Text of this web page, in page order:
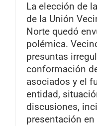
La elección de
de la Unión
Norte quedó
polémica.
presuntas
conformación
asociados y el
entidad,
discusiones,
presentación